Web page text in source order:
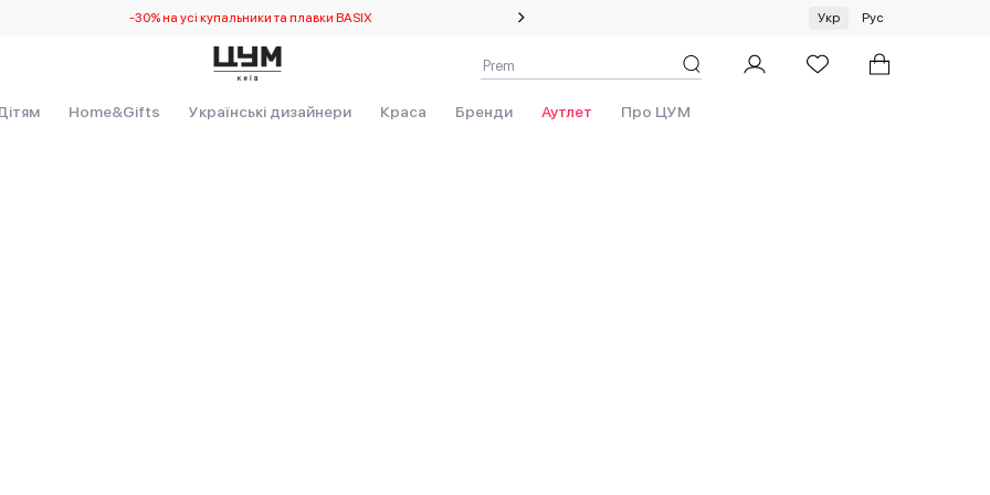
-30% на усі купальники та плавки BASIX Спеціальна пропозиція на одяг та хустки ЦУМ by GUNIA
Укр Рус
Home&Gifts Українські дизайнери Краса Бренди Аутлет Про ЦУМ